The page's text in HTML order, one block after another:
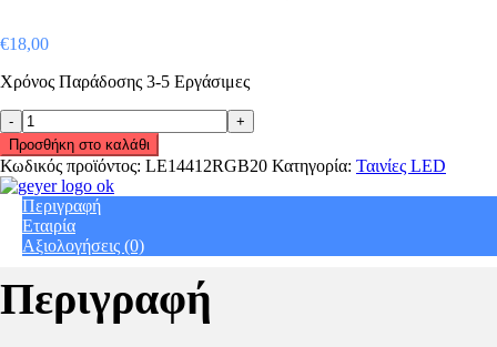
€18,00
Χρόνος Παράδοσης 3-5 Εργάσιμες
Ταινία
LED
Eco
14.4W
12V
RGB
1400lm
IP20
Geyer
LE14412RGB20
Προσθήκη στο καλάθι
Κωδικός προϊόντος: LE14412RGB20 Κατηγορία: Ταινίες LED
Περιγραφή
Εταιρία
Αξιολογήσεις (0)
Περιγραφή